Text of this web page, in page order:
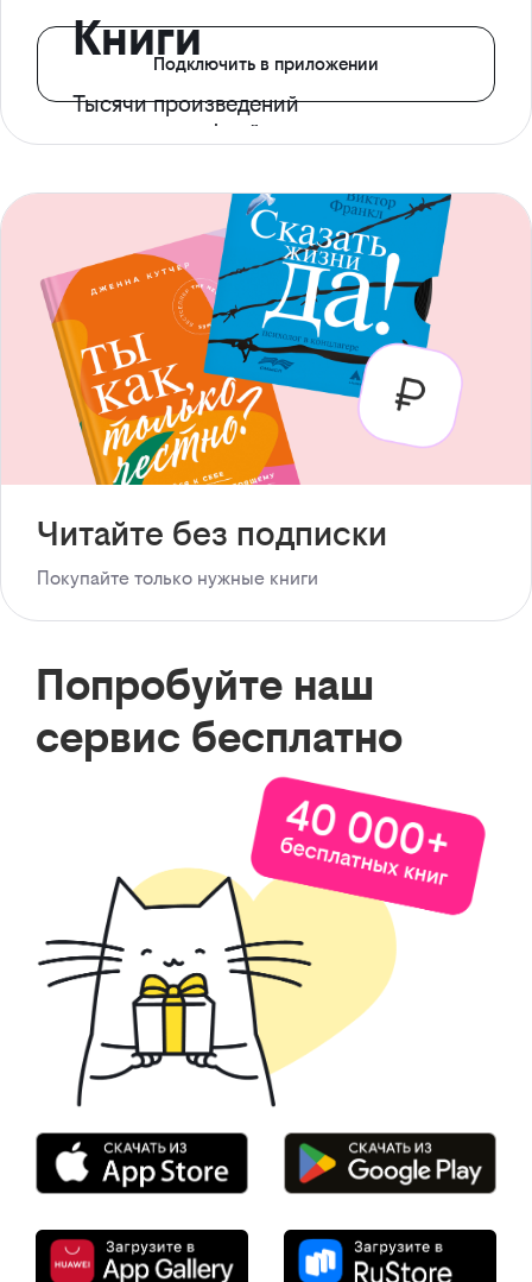
Книги
Тысячи произведений
с доступом офлайн
Подключить в приложении
Читайте без подписки
Покупайте только нужные книги
Попробуйте наш
сервис бесплатно